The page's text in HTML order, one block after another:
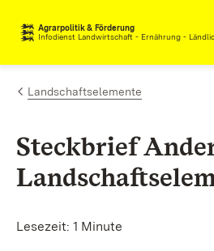
Zum Inhalt springen
Agrarpolitik & Förderung
Infodienst Landwirtschaft - Ernährung -
Landschaftselemente
Steckbrief
Lesezeit: 1 Minute